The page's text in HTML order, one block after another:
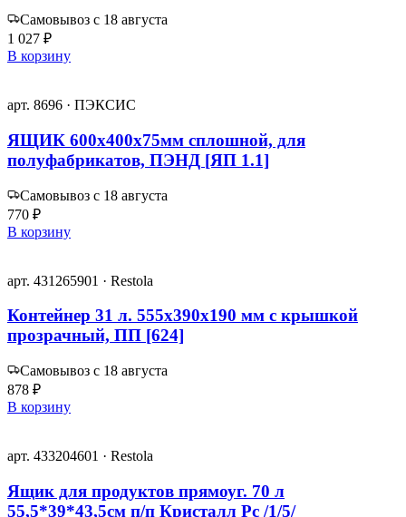
Самовывоз с 18 августа
1 027 ₽
В корзину
арт. 8696 · ПЭКСИС
ЯЩИК 600х400х75мм сплошной, для
полуфабрикатов, ПЭНД [ЯП 1.1]
Самовывоз с 18 августа
770 ₽
В корзину
арт. 431265901 · Restola
Контейнер 31 л. 555х390х190 мм с крышкой
прозрачный, ПП [624]
Самовывоз с 18 августа
878 ₽
В корзину
арт. 433204601 · Restola
Ящик для продуктов прямоуг. 70 л
55,5*39*43,5см п/п Кристалл Рс /1/5/